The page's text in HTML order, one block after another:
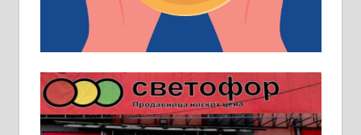
услов. Обезбеђен смештај,
превоз, исхрана. 032/57-41-122 –
локал 22
Пружам услуге завршних радова
у грађевини, хидроизолације и
молерских радова. 061/25-28-058